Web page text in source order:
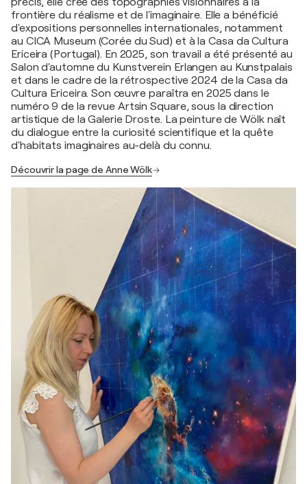
frontière du réalisme et de l'imaginaire. Elle a bénéficié
d'expositions personnelles internationales, notamment
au CICA Museum (Corée du Sud) et à la Casa da Cultura
Ericeira (Portugal). En 2025, son travail a été présenté au
Salon d'automne du Kunstverein Erlangen au Kunstpalais
et dans le cadre de la rétrospective 2024 de la Casa da
Cultura Ericeira. Son œuvre paraîtra en 2025 dans le
numéro 9 de la revue Artsin Square, sous la direction
artistique de la Galerie Droste. La peinture de Wölk naît
du dialogue entre la curiosité scientifique et la quête
d'habitats imaginaires au-delà du connu.
Découvrir la page de Anne Wölk